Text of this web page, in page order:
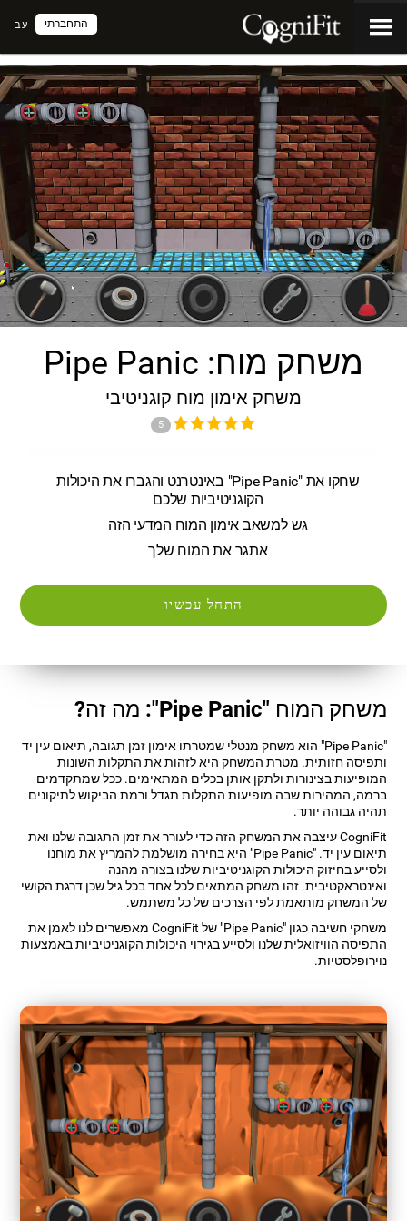
עב התחברתי
משחק מוח: Pipe Panic
משחק אימון מוח קוגניטיבי
5
שחקו את "Pipe Panic" באינטרנט והגברו את היכולות
הקוגניטיביות שלכם
גש למשאב אימון המוח המדעי הזה
אתגר את המוח שלך
התחל עכשיו
משחק המוח "Pipe Panic": מה זה?
"Pipe Panic" הוא משחק מנטלי שמטרתו אימון זמן תגובה, תיאום עין יד
ותפיסה חזותית. מטרת המשחק היא לזהות את התקלות השונות
המופיעות בצינורות ולתקן אותן בכלים המתאימים. ככל שמתקדמים
ברמה, המהירות שבה מופיעות התקלות תגדל ורמת הביקוש לתיקונים
תהיה גבוהה יותר.
CogniFit עיצבה את המשחק הזה כדי לעורר את זמן התגובה שלנו ואת
תיאום עין יד. "Pipe Panic" היא בחירה מושלמת להמריץ את מוחנו
ולסייע בחיזוק היכולות הקוגניטיביות שלנו בצורה מהנה
ואינטראקטיבית. זהו משחק המתאים לכל אחד בכל גיל שכן דרגת הקושי
של המשחק מותאמת לפי הצרכים של כל משתמש.
משחקי חשיבה כגון "Pipe Panic" של CogniFit מאפשרים לנו לאמן את
התפיסה הוויזואלית שלנו ולסייע בגירוי היכולות הקוגניטיביות באמצעות
נוירופלסטיות.